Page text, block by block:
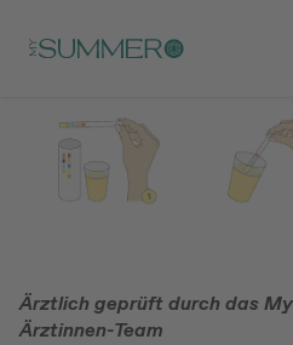
Ärztlich geprüft durch das
Ärztinnen-Team